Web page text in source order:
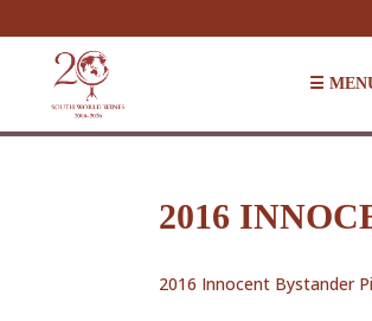
☰
2016
2016 Innocent Bystander